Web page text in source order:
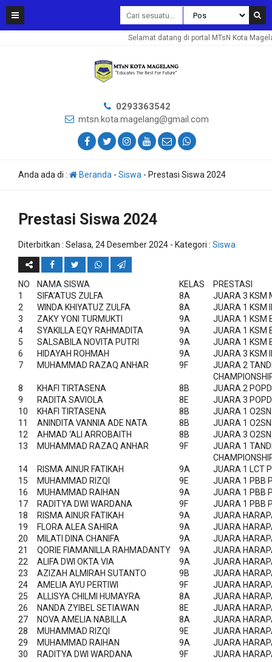
Selamat datang di portal MTsN Kota
0293363542
mtsn.kota.magelang@gmail.com
Anda ada di : Beranda - Siswa - Prestasi Siswa 2024
Prestasi Siswa 2024
Diterbitkan : Selasa, 24 Desember 2024 - Kategori : Siswa
NO NAMA SISWA KELAS
PRESTASI
1
SIFA’ATUS ZULFA 8A
JUARA 3 KSM
2
WINDA KHIYATUZ ZULFA 8A
JUARA 1 KSM
3
ZAKY YONI TURMUKTI 9A
JUARA 1 KSM
4
SYAKILLA EQY RAHMADITA 9A
JUARA 1 KSM
5
SALSABILA NOVITA PUTRI 9A
JUARA 1 KSM
6
HIDAYAH ROHMAH 9A
JUARA 3 KSM
7
MUHAMMAD RAZAQ ANHAR 9F
JUARA 2
8
KHAFI TIRTASENA 8B
JUARA 2
9
RADITA SAVIOLA 8E
JUARA 3
10
KHAFI TIRTASENA 8B
JUARA 1
11
ANINDITA VANNIA ADE NATA 8B
JUARA 1
12
AHMAD ‘ALI ARROBAITH 8B
JUARA 3
13
MUHAMMAD RAZAQ ANHAR 9F
JUARA 1
14
RISMA AINUR FATIKAH 9A
JUARA 1 LCT
15
MUHAMMAD RIZQI 9E
JUARA 1 PBB
16
MUHAMMAD RAIHAN 9A
JUARA 1 PBB
17
RADITYA DWI WARDANA 9F
JUARA 1 PBB
18
RISMA AINUR FATIKAH 9A
JUARA
19
FLORA ALEA SAHIRA 9A
JUARA
20
MILATI DINA CHANIFA 9A
JUARA
21
QORIE FIAMANILLA RAHMADANTY 9A
JUARA
22
ALIFA DWI OKTA VIA 9A
JUARA
23
AZIZAH ALMIRAH SUTANTO 9B
JUARA
24
AMELIA AYU PERTIWI 9F
JUARA
25
ALLISYA CHILMI HUMAYRA 8A
JUARA
26
NANDA ZYIBEL SETIAWAN 8E
JUARA
27
NOVA AMELIA NABILLA 8A
JUARA
28
MUHAMMAD RIZQI 9E
JUARA
29
MUHAMMAD RAIHAN 9A
JUARA
30
RADITYA DWI WARDANA 9F
JUARA